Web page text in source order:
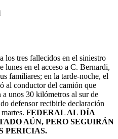
los tres fallecidos en el siniestro
lunes en el acceso a C. Bernardi,
familiares; en la tarde-noche, el
al conductor del camión que
unos 30 kilómetros al sur de
defensor recibirle declaración
FEDERAL AL DÍA
AÚN, PERO SEGUIRÁN
PERICIAS.